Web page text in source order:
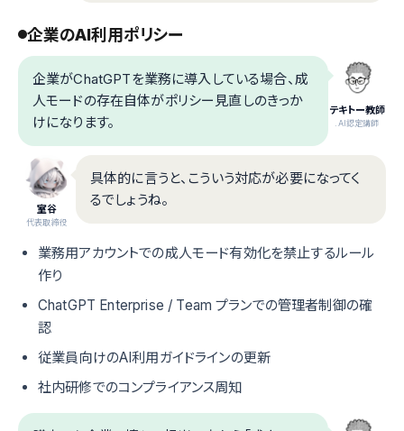
企業のAI利用ポリシー
テキトー教師
.AI認定講師
企業がChatGPTを業務に導入している場合、成
人モードの存在自体がポリシー見直しのきっか
けになります。
室谷
代表取締役
具体的に言うと、こういう対応が必要になってく
るでしょうね。
業務用アカウントでの成人モード有効化を禁止するルール
作り
ChatGPT Enterprise / Team プランでの管理者制御の確
認
従業員向けのAI利用ガイドラインの更新
社内研修でのコンプライアンス周知